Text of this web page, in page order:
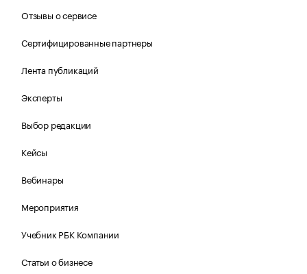
Отзывы о сервисе
Сертифицированные партнеры
Лента публикаций
Эксперты
Выбор редакции
Кейсы
Вебинары
Мероприятия
Учебник РБК Компании
Статьи о бизнесе